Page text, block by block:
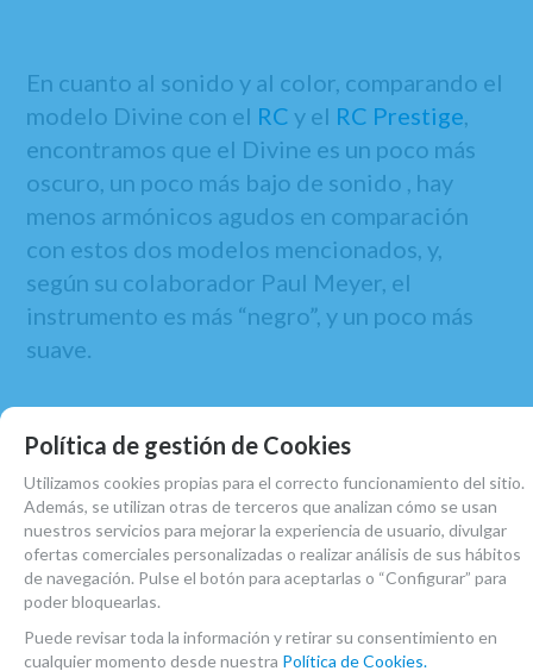
En cuanto al sonido y al color, comparando el
modelo Divine con el RC y el RC Prestige,
encontramos que el Divine es un poco más
oscuro, un poco más bajo de sonido , hay
menos armónicos agudos en comparación
con estos dos modelos mencionados, y,
según su colaborador Paul Meyer, el
instrumento es más “negro”, y un poco más
suave.
Cabe destacar que el modelo Divine tiene un
taladro más ancho, teniendo por necesario
traer potencia, es un instrumento bastante
físico y personalizado que pide una pequeña
adaptación del músico, buscando tocarlo de
manera abierta y relajada, para llegar a
obtener los efectos de éste taladro
específico. Por todo esto, el clarinete Divine
Política de gestión de Cookies
Utilizamos cookies propias para el correcto funcionamiento del sitio.
Además, se utilizan otras de terceros que analizan cómo se usan
nuestros servicios para mejorar la experiencia de usuario, divulgar
ofertas comerciales personalizadas o realizar análisis de sus hábitos
de navegación. Pulse el botón para aceptarlas o “Configurar” para
poder bloquearlas.
Puede revisar toda la información y retirar su consentimiento en
cualquier momento desde nuestra Política de Cookies.